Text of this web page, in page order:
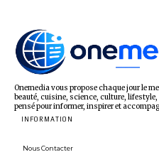
Onemedia vous propose chaque jour le
beauté, cuisine, science, culture,
pensé pour informer, inspirer et
INFORMATION
Nous Contacter